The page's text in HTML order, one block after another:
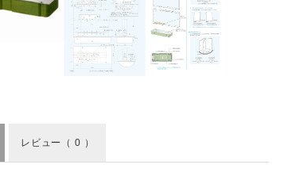
レビュー （ 0 ）